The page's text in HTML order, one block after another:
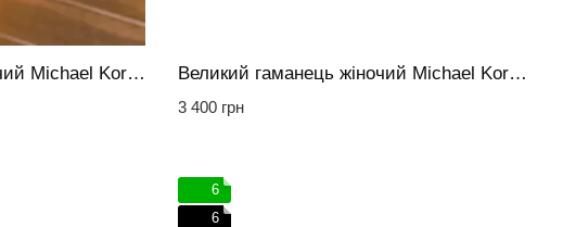
Великий Гаманець жіночий Michael Kors Jet Set чорний лого Великий гаманець жіночий Michael Kors чорний шкіряний
3 400 грн
6
6